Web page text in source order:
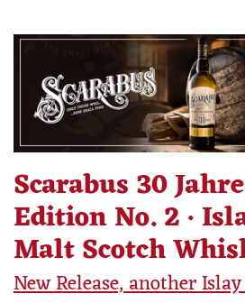
Scarabus 30
Edition No. 2 ·
Malt Scotch
New Release, another